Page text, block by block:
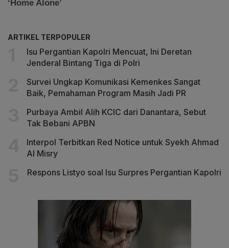
ARTIKEL TERPOPULER
Isu Pergantian Kapolri Mencuat, Ini Deretan
Jenderal Bintang Tiga di Polri
Survei Ungkap Komunikasi Kemenkes Sangat
Baik, Pemahaman Program Masih Jadi PR
Purbaya Ambil Alih KCIC dari Danantara, Sebut
Tak Bebani APBN
Interpol Terbitkan Red Notice untuk Syekh Ahmad
Al Misry
Respons Listyo soal Isu Surpres Pergantian Kapolri